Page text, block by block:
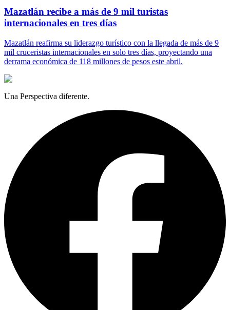
Mazatlán recibe a más de 9 mil turistas
internacionales en tres días
Mazatlán reafirma su liderazgo turístico con la llegada de más de 9
mil cruceristas internacionales en solo tres días, proyectando una
derrama económica de 118 millones de pesos este abril.
Una Perspectiva diferente.